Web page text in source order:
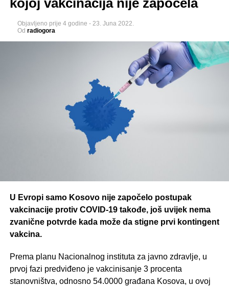
kojoj vakcinacija nije započela
Objavljeno prije 4 godine - 23. Juna 2022.
Od radiogora
U Evropi samo Kosovo nije započelo postupak
vakcinacije protiv COVID-19 takođe, još uvijek nema
zvanične potvrde kada može da stigne prvi kontingent
vakcina.
Prema planu Nacionalnog instituta za javno zdravlje, u
prvoj fazi predviđeno je vakcinisanje 3 procenta
stanovništva, odnosno 54.0000 građana Kosova, u ovoj